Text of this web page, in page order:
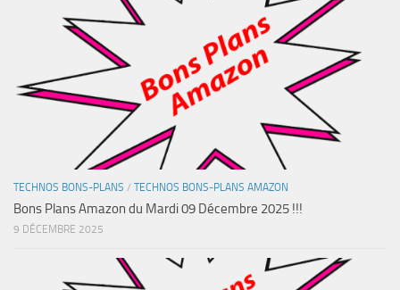
TECHNOS BONS-PLANS / TECHNOS BONS-PLANS AMAZON
Bons Plans Amazon du Mardi 09 Décembre 2025 !!!
9 DÉCEMBRE 2025